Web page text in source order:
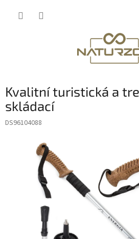
Kvalitní turistická a
skládací
DS96104088